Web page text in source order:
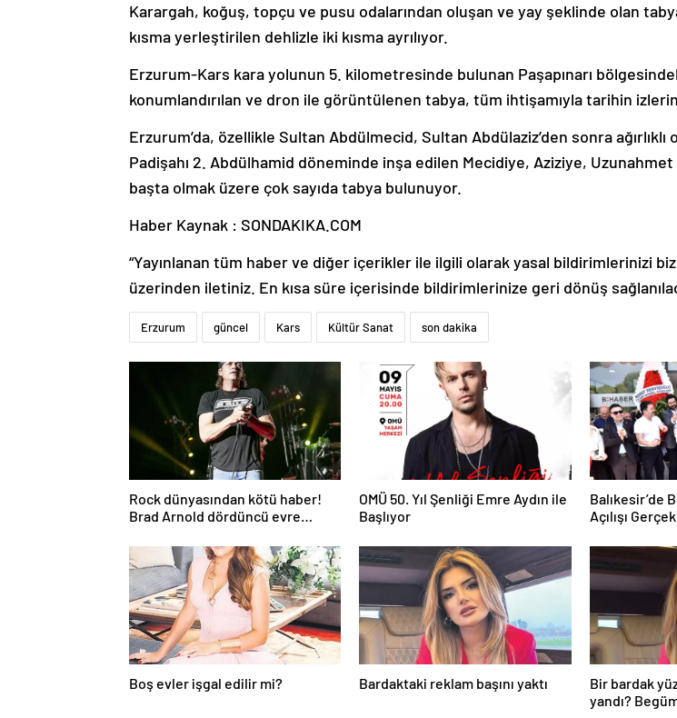
Karargah, koğuş, topçu ve pusu odalarından oluşan ve yay şeklinde olan
kısma yerleştirilen dehlizle iki kısma ayrılıyor.
Erzurum-Kars kara yolunun 5. kilometresinde bulunan Paşapınarı
konumlandırılan ve dron ile görüntülenen tabya, tüm ihtişamıyla tarihin
Erzurum’da, özellikle Sultan Abdülmecid, Sultan Abdülaziz’den sonra ağırlıklı
Padişahı 2. Abdülhamid döneminde inşa edilen Mecidiye, Aziziye,
başta olmak üzere çok sayıda tabya bulunuyor.
Haber Kaynak : SONDAKIKA.COM
“Yayınlanan tüm haber ve diğer içerikler ile ilgili olarak yasal bildirimlerinizi
üzerinden iletiniz. En kısa süre içerisinde bildirimlerinize geri dönüş
Erzurum güncel Kars Kültür Sanat son dakika
Rock dünyasından kötü haber!
Brad Arnold dördüncü evre
OMÜ 50. Yıl Şenliği Emre Aydın ile
Başlıyor
Balıkesir’de
Açılışı
Boş evler işgal edilir mi? Bardaktaki reklam başını yaktı
Bir bardak
yandı?